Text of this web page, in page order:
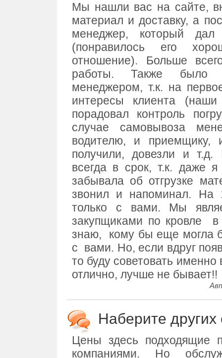
Мы нашли вас на сайте,
материал и доставку, а
менеджер, который дал
(понравилось его
отношение). Больше
работы. Также было
менеджером, т.к. на
интересы клиента (наши
порадовал контроль
случае самовывоза
водителю, и
получили, довезли и
всегда в срок, т.к. даже
забывала об отгрузке
звонил и напоминал. На
только с вами. Мы
закупщиками по кровле
в
знаю,
кому бы еще могла
с вами. Но, если вдруг
то буду советовать именно
отлично, лучше не бывает!!
Наберите других
Цены здесь подходящие
компаниями. Но